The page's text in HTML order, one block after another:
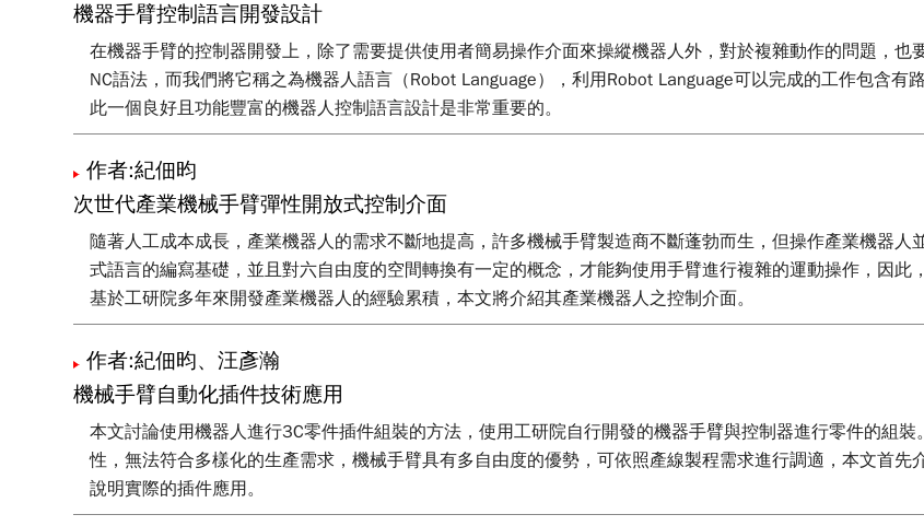
機器手臂控制語言開發設計
在機器手臂的控制器開發上，除了需要提供使用者簡易操作介面來操縱機器人外，對於複雜動作的問題，
NC語法，而我們將它稱之為機器人語言（Robot Language），利用Robot Language可以完成的工作包含有
此一個良好且功能豐富的機器人控制語言設計是非常重要的。
作者:紀佃昀
次世代產業機械手臂彈性開放式控制介面
隨著人工成本成長，產業機器人的需求不斷地提高，許多機械手臂製造商不斷蓬勃而生，但操作產業機器
式語言的編寫基礎，並且對六自由度的空間轉換有一定的概念，才能夠使用手臂進行複雜的運動操作，因此
基於工研院多年來開發產業機器人的經驗累積，本文將介紹其產業機器人之控制介面。
作者:紀佃昀、汪彥瀚
機械手臂自動化插件技術應用
本文討論使用機器人進行3C零件插件組裝的方法，使用工研院自行開發的機器手臂與控制器進行零件的組
性，無法符合多樣化的生產需求，機械手臂具有多自由度的優勢，可依照產線製程需求進行調適，本文首
說明實際的插件應用。